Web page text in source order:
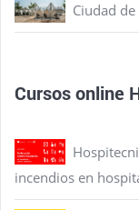
Ciudad
Cursos online
incendios en